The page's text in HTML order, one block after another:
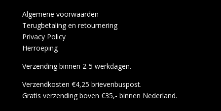
Algemene voorwaarden
Terugbetaling en retournering
Privacy Policy
Herroeping
Verzending binnen 2-5 werkdagen.
Verzendkosten €4,25 brievenbuspost.
Gratis verzending boven €35,- binnen Nederland.